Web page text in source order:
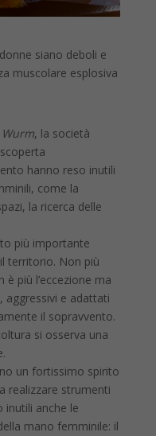
siano deboli e
muscolare esplosiva
Wurm, la società
hanno reso inutili
come la
la ricerca delle
più importante
territorio. Non più
più l’eccezione ma
aggressivi e adattati
il sopravvento.
si osserva una
un fortissimo spirito
realizzare strumenti
inutili anche le
mano femminile: il